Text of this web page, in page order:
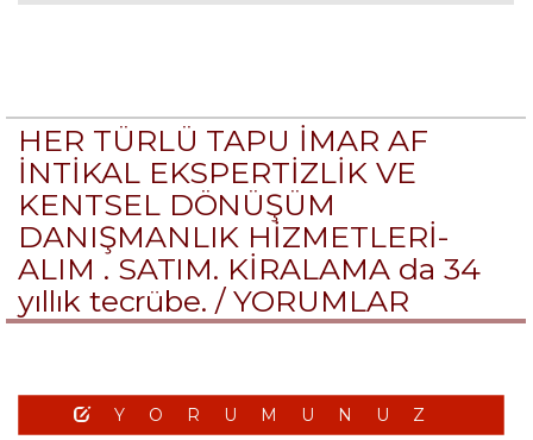
HER TÜRLÜ TAPU İMAR AF
İNTİKAL EKSPERTİZLİK VE
KENTSEL DÖNÜŞÜM
DANIŞMANLIK HİZMETLERİ-
ALIM . SATIM. KİRALAMA da 34
yıllık tecrübe. /YORUMLAR
YORUMUNUZ